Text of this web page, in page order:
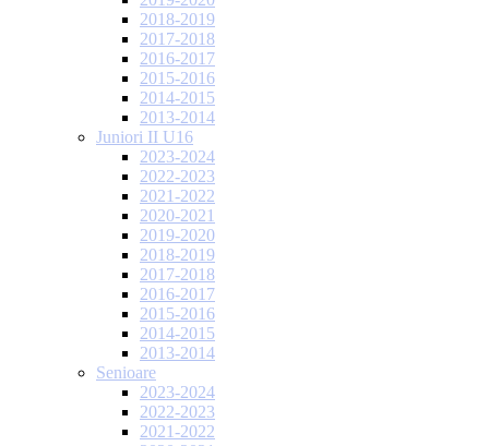
2018-2019
2017-2018
2016-2017
2015-2016
2014-2015
2013-2014
Juniori II U16
2023-2024
2022-2023
2021-2022
2020-2021
2019-2020
2018-2019
2017-2018
2016-2017
2015-2016
2014-2015
2013-2014
Senioare
2023-2024
2022-2023
2021-2022